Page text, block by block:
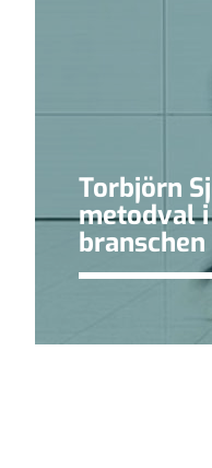
Torbjörn
metodval
branschen